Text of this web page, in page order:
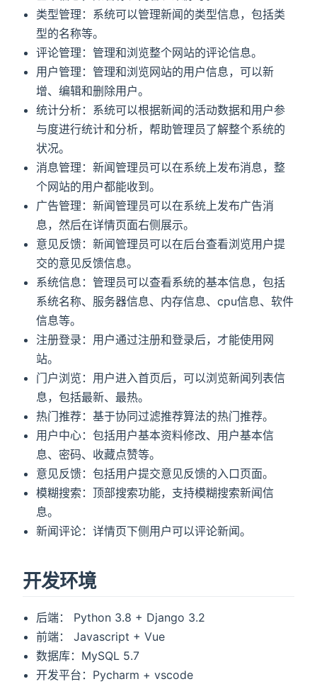
类型管理：系统可以管理新闻的类型信息，包括类
型的名称等。
评论管理：管理和浏览整个网站的评论信息。
用户管理：管理和浏览网站的用户信息，可以新
增、编辑和删除用户。
统计分析：系统可以根据新闻的活动数据和用户参
与度进行统计和分析，帮助管理员了解整个系统的
状况。
消息管理：新闻管理员可以在系统上发布消息，整
个网站的用户都能收到。
广告管理：新闻管理员可以在系统上发布广告消
息，然后在详情页面右侧展示。
意见反馈：新闻管理员可以在后台查看浏览用户提
交的意见反馈信息。
系统信息：管理员可以查看系统的基本信息，包括
系统名称、服务器信息、内存信息、cpu信息、软件
信息等。
注册登录：用户通过注册和登录后，才能使用网
站。
门户浏览：用户进入首页后，可以浏览新闻列表信
息，包括最新、最热。
热门推荐：基于协同过滤推荐算法的热门推荐。
用户中心：包括用户基本资料修改、用户基本信
息、密码、收藏点赞等。
意见反馈：包括用户提交意见反馈的入口页面。
模糊搜索：顶部搜索功能，支持模糊搜索新闻信
息。
新闻评论：详情页下侧用户可以评论新闻。
开发环境
后端： Python 3.8 + Django 3.2
前端： Javascript + Vue
数据库：MySQL 5.7
开发平台：Pycharm + vscode